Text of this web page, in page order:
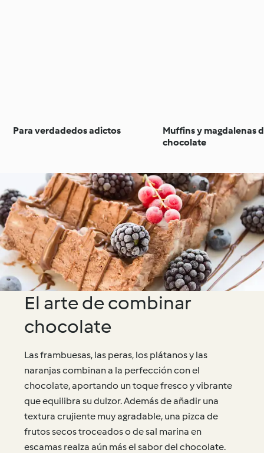
Para verdadedos adictos
Muffins y magdalenas
chocolate
El arte de combinar
chocolate
Las frambuesas, las peras, los plátanos y las
naranjas combinan a la perfección con el
chocolate, aportando un toque fresco y vibrante
que equilibra su dulzor. Además de añadir una
textura crujiente muy agradable, una pizca de
frutos secos troceados o de sal marina en
escamas realza aún más el sabor del chocolate.